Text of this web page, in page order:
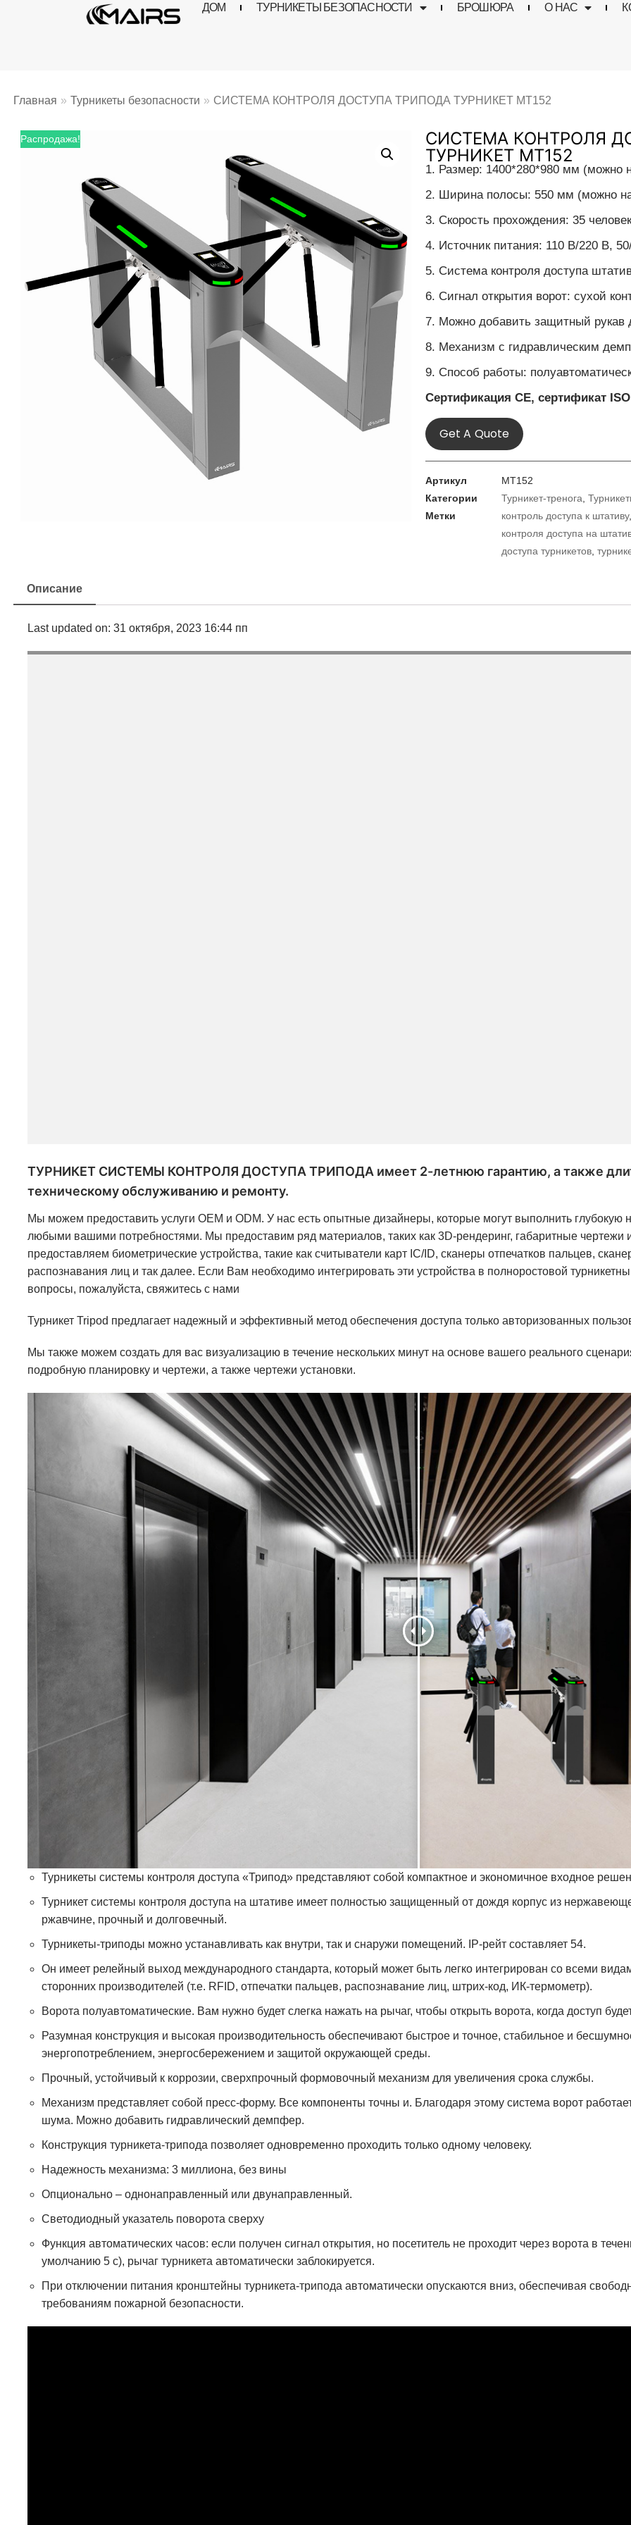
ДОМ ТУРНИКЕТЫ БЕЗОПАСНОСТИ БРОШЮРА О НАС
Главная » Турникеты безопасности » СИСТЕМА КОНТРОЛЯ ДОСТУПА ТРИПОДА ТУРНИКЕТ МТ152
Распродажа!
СИСТЕМА КОНТРОЛЯ
ТУРНИКЕТ МТ152
1. Размер: 1400*280*980 мм (можно
2. Ширина полосы: 550 мм (можно
3. Скорость прохождения: 35
4. Источник питания: 110 В/220 В,
5. Система контроля доступа
6. Сигнал открытия ворот: сухой
7. Можно добавить защитный рукав
8. Механизм с гидравлическим
9. Способ работы:
Сертификация CE, сертификат
Get A Quote
Артикул
MT152
Категории
Турникет-тренога,
Метки
контроль доступа к штативу
контроля доступа на
доступа турникетов,
Описание
Last updated on: 31 октября, 2023 16:44 пп
ТУРНИКЕТ СИСТЕМЫ КОНТРОЛЯ ДОСТУПА ТРИПОДА имеет 2-летнюю гарантию, а также
техническому обслуживанию и ремонту.
Мы можем предоставить услуги OEM и ODM. У нас есть опытные дизайнеры, которые могут выполнить глубокую
любыми вашими потребностями. Мы предоставим ряд материалов, таких как 3D-рендеринг, габаритные чертежи
предоставляем биометрические устройства, такие как считыватели карт IC/ID, сканеры отпечатков пальцев,
распознавания лиц и так далее. Если Вам необходимо интегрировать эти устройства в полноростовой
вопросы, пожалуйста, свяжитесь с нами
Турникет Tripod предлагает надежный и эффективный метод обеспечения доступа только авторизованных
Мы также можем создать для вас визуализацию в течение нескольких минут на основе вашего реального
подробную планировку и чертежи, а также чертежи установки.
Турникеты системы контроля доступа «Трипод» представляют собой компактное и экономичное входное
Турникет системы контроля доступа на штативе имеет полностью защищенный от дождя корпус из
ржавчине, прочный и долговечный.
Турникеты-триподы можно устанавливать как внутри, так и снаружи помещений. IP-рейт составляет 54.
Он имеет релейный выход международного стандарта, который может быть легко интегрирован со всеми
сторонних производителей (т.е. RFID, отпечатки пальцев, распознавание лиц, штрих-код, ИК-термометр).
Ворота полуавтоматические. Вам нужно будет слегка нажать на рычаг, чтобы открыть ворота, когда доступ
Разумная конструкция и высокая производительность обеспечивают быстрое и точное, стабильное и
энергопотреблением, энергосбережением и защитой окружающей среды.
Прочный, устойчивый к коррозии, сверхпрочный формовочный механизм для увеличения срока службы.
Механизм представляет собой пресс-форму. Все компоненты точны и. Благодаря этому система ворот
шума. Можно добавить гидравлический демпфер.
Конструкция турникета-трипода позволяет одновременно проходить только одному человеку.
Надежность механизма: 3 миллиона, без вины
Опционально – однонаправленный или двунаправленный.
Светодиодный указатель поворота сверху
Функция автоматических часов: если получен сигнал открытия, но посетитель не проходит через ворота в
умолчанию 5 с), рычаг турникета автоматически заблокируется.
При отключении питания кронштейны турникета-трипода автоматически опускаются вниз, обеспечивая
требованиям пожарной безопасности.